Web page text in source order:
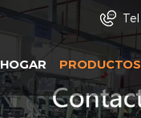
Tel
HOGAR PRODUCTOS